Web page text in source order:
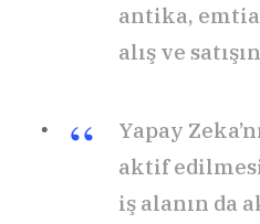
antika, emtia
alış ve
Yapay
aktif
iş alanın da